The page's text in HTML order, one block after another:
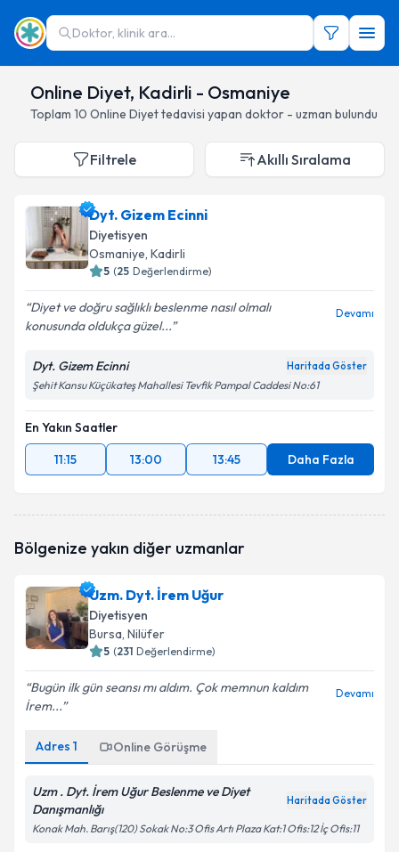
Doktor, klinik ara...
Online Diyet, Kadirli - Osmaniye
Toplam 10 Online Diyettedavisi yapan doktor - uzman bulundu
Filtrele Akıllı Sıralama
Dyt. Gizem Ecinni
Diyetisyen
Osmaniye, Kadirli
5 (25 Değerlendirme)
Diyet ve doğru sağlıklı beslenme nasıl olmalı
konusunda oldukça güzel...
Devamı
Dyt. Gizem Ecinni Haritada Göster
Şehit Kansu Küçükateş Mahallesi Tevfik Pampal Caddesi No:61
En Yakın Saatler
11:15
13:00 13:45 Daha Fazla
Bölgenize yakın diğer uzmanlar
Uzm. Dyt. İrem Uğur
Diyetisyen
Bursa, Nilüfer
5 (231 Değerlendirme)
Bugün ilk gün seansı mı aldım. Çok memnun kaldım
İrem...
Devamı
Adres 1 Online Görüşme
Uzm . Dyt. İrem Uğur Beslenme ve Diyet
Danışmanlığı
Haritada Göster
Konak Mah. Barış(120) Sokak No:3 Ofis Artı Plaza Kat:1 Ofis:12 İç Ofis:11